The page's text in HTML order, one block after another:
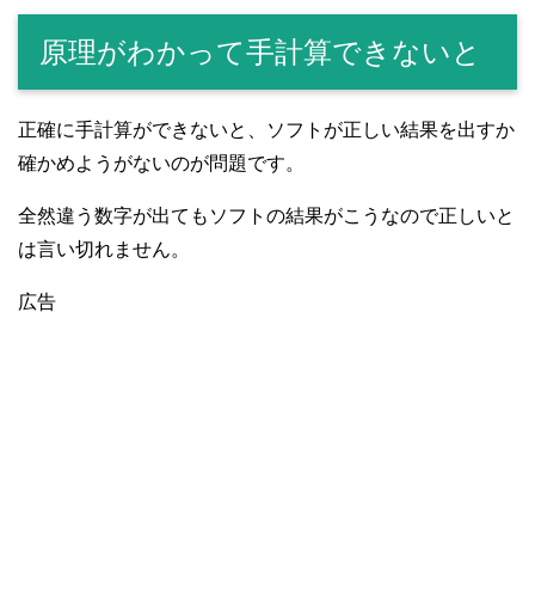
原理がわかって手計算できないと
正確に手計算ができないと、ソフトが正しい結果を出すか
確かめようがないのが問題です。
全然違う数字が出てもソフトの結果がこうなので正しいと
は言い切れません。
広告